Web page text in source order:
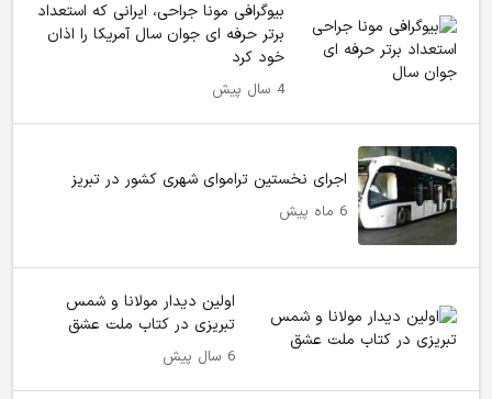
بیوگرافی مونا جراحی، ایرانی که استعداد
برتر حرفه ای جوان سال آمریکا را اذان
خود کرد
4 سال پیش
اجرای نخستین تراموای شهری کشور در تبریز
6 ماه پیش
اولین دیدار مولانا و شمس
تبریزی در کتاب ملت عشق
6 سال پیش